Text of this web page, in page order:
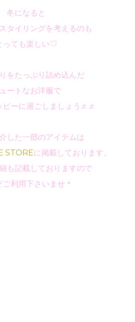
冬になると
タイリングを考えるのも
っても楽しい♡
をたっぷり詰め込んだ
ートなお洋服で
ピーに過ごしましょう♬♬
した一部のアイテムは
STOREに掲載しております。
も記載しておりますので
ご利用下さいませ＊